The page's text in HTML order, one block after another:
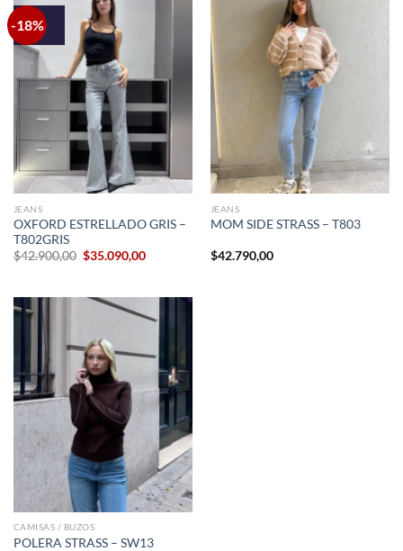
-18%
JEANS
OXFORD ESTRELLADO GRIS –
T802GRIS
$42.900,00 El
$42.900,00.
$35.090,00El
$35.090,00.
JEANS
MOM SIDE STRASS – T803
$42.790,00
CAMISAS / BUZOS
POLERA STRASS – SW13